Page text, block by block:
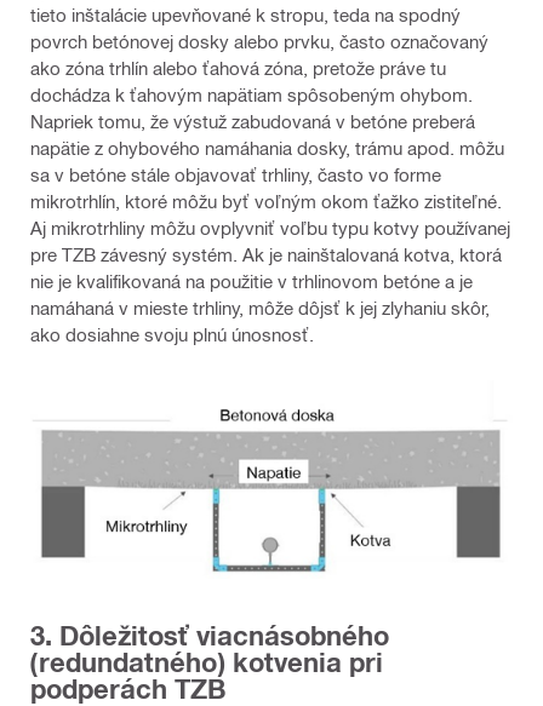
tieto inštalácie upevňované k stropu, teda na spodný
povrch betónovej dosky alebo prvku, často označovaný
ako zóna trhlín alebo ťahová zóna, pretože práve tu
dochádza k ťahovým napätiam spôsobeným ohybom.
Napriek tomu, že výstuž zabudovaná v betóne preberá
napätie z ohybového namáhania dosky, trámu apod. môžu
sa v betóne stále objavovať trhliny, často vo forme
mikrotrhlín, ktoré môžu byť voľným okom ťažko zistiteľné.
Aj mikrotrhliny môžu ovplyvniť voľbu typu kotvy používanej
pre TZB závesný systém. Ak je nainštalovaná kotva, ktorá
nie je kvalifikovaná na použitie v trhlinovom betóne a je
namáhaná v mieste trhliny, môže dôjsť k jej zlyhaniu skôr,
ako dosiahne svoju plnú únosnosť.
3. Dôležitosť viacnásobného
(redundatného) kotvenia pri
podperách TZB